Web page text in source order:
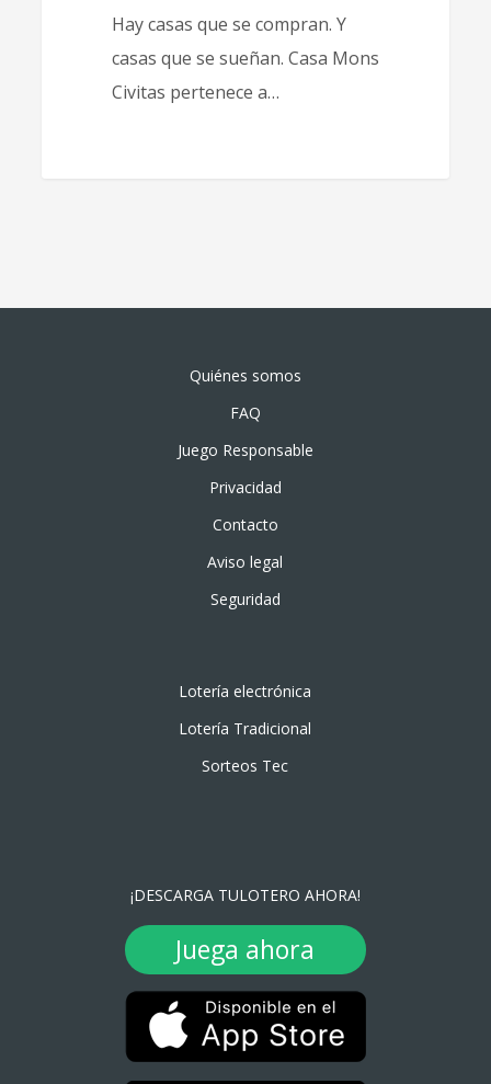
Hay casas que se compran. Y
casas que se sueñan. Casa Mons
Civitas pertenece a…
Quiénes somos
FAQ
Juego Responsable
Privacidad
Contacto
Aviso legal
Seguridad
Lotería electrónica
Lotería Tradicional
Sorteos Tec
¡DESCARGA TULOTERO AHORA!
Juega ahora